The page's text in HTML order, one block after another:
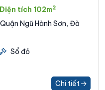
Diện tích 102m2
Ngũ Hành Sơn, Đà
Sổ đỏ
Chi tiết